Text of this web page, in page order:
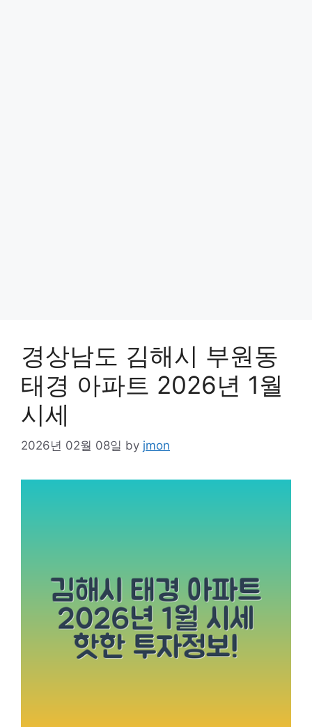
경상남도 김해시 부원동
태경 아파트 2026년 1월
시세
2026년 02월 08일 by jmon